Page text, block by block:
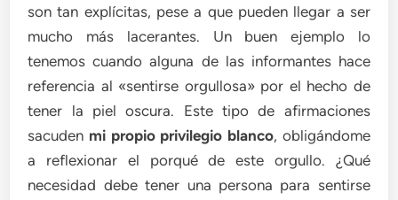
son tan explícitas, pese a que pueden llegar a ser
mucho más lacerantes. Un buen ejemplo lo
tenemos cuando alguna de las informantes hace
referencia al «sentirse orgullosa» por el hecho de
tener la piel oscura. Este tipo de afirmaciones
sacuden mi propio privilegio blanco, obligándome
a reflexionar el porqué de este orgullo. ¿Qué
necesidad debe tener una persona para sentirse